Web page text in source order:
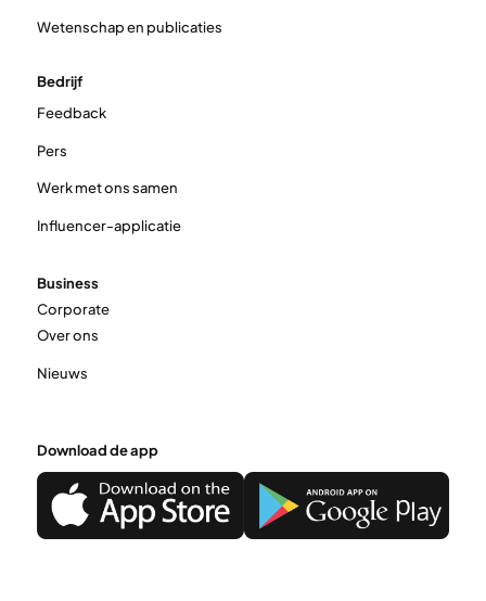
Wetenschap en publicaties
Bedrijf
Feedback
Pers
Werk met ons samen
Influencer-applicatie
Business
Corporate
Over ons
Nieuws
Download de app